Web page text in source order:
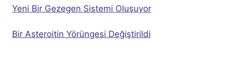
Yeni Bir Gezegen Sistemi Oluşuyor
Bir Asteroitin Yörüngesi Değiştirildi